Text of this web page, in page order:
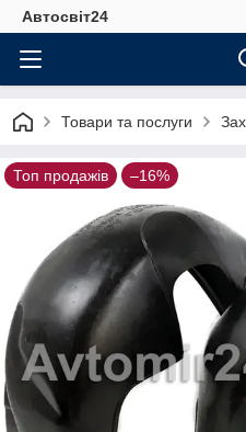
Автосвіт24
Товари та послуги
Топ продажів –16%